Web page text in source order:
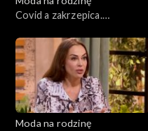
Covid a zakrzepica.
odc. 158
Moda na rodzinę